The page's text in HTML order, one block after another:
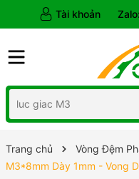
Tài khoản Zalo:
Trang chủ Vòng Đệm
M3*8mm Dày 1mm - Vong